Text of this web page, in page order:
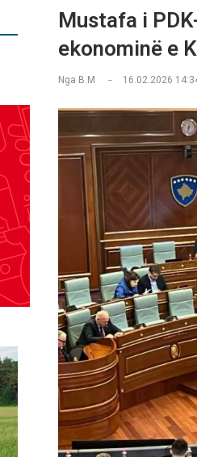
Mustafa i
ekonominë e
Nga B.M 16.02.2026